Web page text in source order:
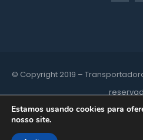
© Copyright 2019 –
Estamos usando cookies para
nosso site.